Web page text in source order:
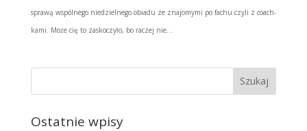
sprawą wspólnego niedzielnego obiadu ze znajomymi po fachu czyli z coach-
kami. Może cię to zaskoczyło, bo raczej nie...
Ostatnie wpisy